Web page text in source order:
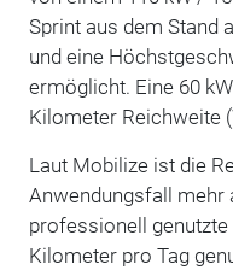
Sprint aus dem Stand
und eine
ermöglicht. Eine 60
Kilometer Reichweite
Laut Mobilize ist die
Anwendungsfall mehr
professionell genutzte
Kilometer pro Tag